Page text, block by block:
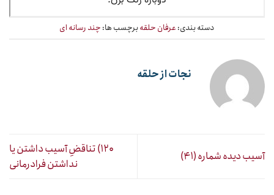
دسته بندی: عرفان حلقهبرچسب ها: چند رسانه ای
نجات از حلقه
آسیب دیده شماره (۴۱)
۱۲۰) تناقضِ آسیب داشتن یا
نداشتن فرادرمانی